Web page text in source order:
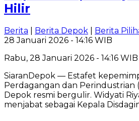
Hilir
Berita Berita Depok Berita
28 Januari 2026 - 14:16 WIB
Rabu, 28 Januari 2026 - 14:16 WIB
SiaranDepok — Estafet
Perdagangan dan Perindustrian
Depok resmi bergulir. Widyati
menjabat sebagai Kepala